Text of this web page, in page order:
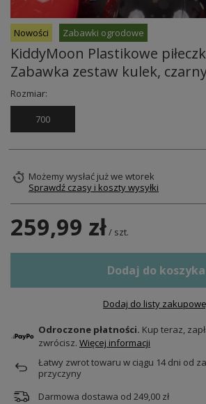
Nowości Zabawki ogrodowe
KiddyMoon Plastikowe
Zabawka zestaw kulek,
Rozmiar:
700
Możemy wysłać jużwe wtorek
Sprawdź czasy i koszty wysyłki
259,99 zł/ szt.
Dodaj do koszyka
Dodaj do listy
Odroczone płatności. Kup teraz,
zwrócisz. Więcej informacji
Łatwy zwrot towaru w ciągu 14dni od
przyczyny
Darmowa dostawa od 249,00 zł